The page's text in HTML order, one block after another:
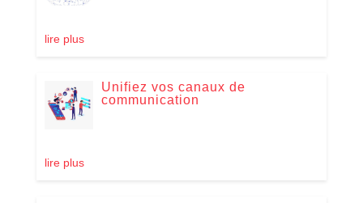
lire plus
Unifiez vos canaux de
communication
lire plus